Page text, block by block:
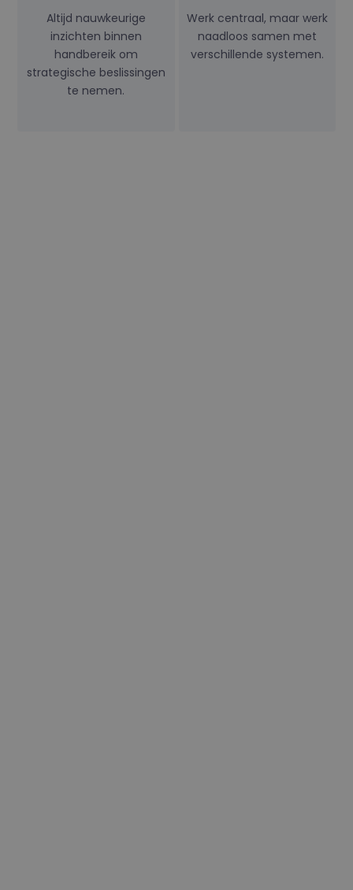
Altijd nauwkeurige
inzichten binnen
handbereik om
strategische beslissingen
te nemen.
Werk centraal, maar werk
naadloos samen met
verschillende systemen.